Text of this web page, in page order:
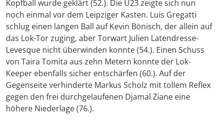
Kopfball wurde geklärt (52.). Die U23 zeigte sich nun
noch einmal vor dem Leipziger Kasten. Luis Gregatti
schlug einen langen Ball auf Kevin Bönisch, der allein auf
das Lok-Tor zuging, aber Torwart Julien Latendresse-
Levesque nicht überwinden konnte (54.). Einen Schuss
von Taira Tomita aus zehn Metern konnte der Lok-
Keeper ebenfalls sicher entschärfen (60.). Auf der
Gegenseite verhinderte Markus Scholz mit tollem Reflex
gegen den frei durchgelaufenen Djamal Ziane eine
höhere Niederlage (76.).